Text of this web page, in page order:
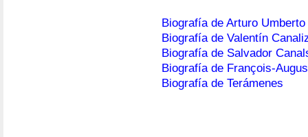
Biografía de Arturo
Biografía de Valentín
Biografía de Salvador
Biografía de François-
Biografía de Terámenes